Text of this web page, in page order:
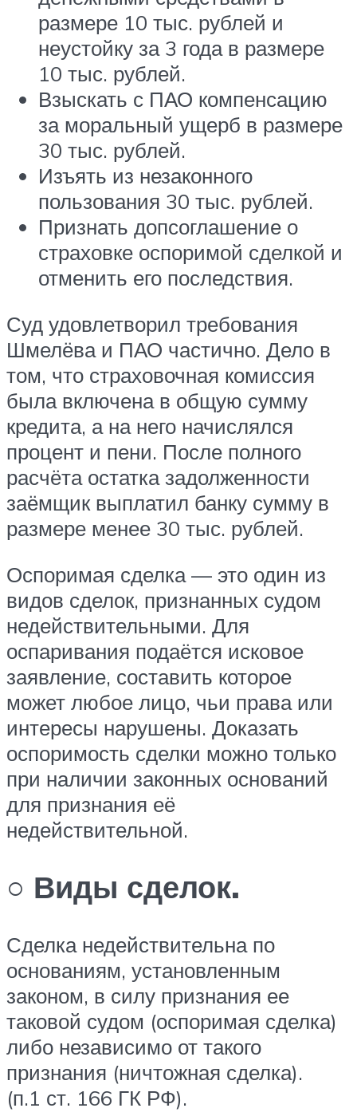
размере 10 тыс. рублей и
неустойку за 3 года в размере
10 тыс. рублей.
Взыскать с ПАО компенсацию
за моральный ущерб в размере
30 тыс. рублей.
Изъять из незаконного
пользования 30 тыс. рублей.
Признать допсоглашение о
страховке оспоримой сделкой и
отменить его последствия.
Суд удовлетворил требования
Шмелёва и ПАО частично. Дело в
том, что страховочная комиссия
была включена в общую сумму
кредита, а на него начислялся
процент и пени. После полного
расчёта остатка задолженности
заёмщик выплатил банку сумму в
размере менее 30 тыс. рублей.
Оспоримая сделка — это один из
видов сделок, признанных судом
недействительными. Для
оспаривания подаётся исковое
заявление, составить которое
может любое лицо, чьи права или
интересы нарушены. Доказать
оспоримость сделки можно только
при наличии законных оснований
для признания её
недействительной.
○ Виды сделок.
Сделка недействительна по
основаниям, установленным
законом, в силу признания ее
таковой судом (оспоримая сделка)
либо независимо от такого
признания (ничтожная сделка).
(п.1 ст. 166 ГК РФ).